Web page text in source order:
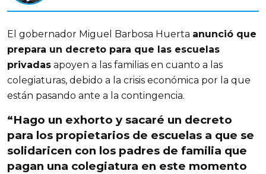
El gobernador Miguel Barbosa Huerta anunció que
prepara un decreto para que las escuelas
privadas apoyen a las familias en cuanto a las
colegiaturas, debido a la crisis económica por la que
están pasando ante a la contingencia.
“Hago un exhorto y sacaré un decreto
para los propietarios de escuelas a que se
solidaricen con los padres de familia que
pagan una colegiatura en este momento